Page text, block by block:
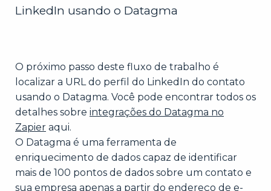
LinkedIn usando o Datagma
O próximo passo deste fluxo de trabalho é
localizar a URL do perfil do LinkedIn do contato
usando o Datagma. Você pode encontrar todos os
detalhes sobre integrações do Datagma no
Zapier aqui.
O Datagma é uma ferramenta de
enriquecimento de dados capaz de identificar
mais de 100 pontos de dados sobre um contato e
sua empresa apenas a partir do endereço de e-